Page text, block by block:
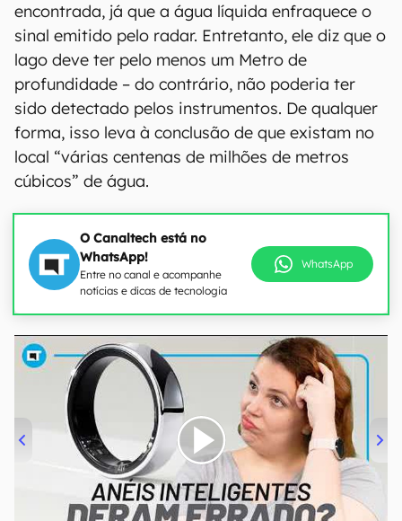
encontrada, já que a água líquida enfraquece o
sinal emitido pelo radar. Entretanto, ele diz que o
lago deve ter pelo menos um Metro de
profundidade – do contrário, não poderia ter
sido detectado pelos instrumentos. De qualquer
forma, isso leva à conclusão de que existam no
local “várias centenas de milhões de metros
cúbicos” de água.
O Canaltech está no
WhatsApp!
Entre no canal e acompanhe
notícias e dicas de tecnologia
WhatsApp